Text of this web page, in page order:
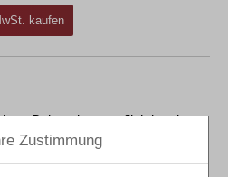
kaufen
Beitrag kostenpflichtig mit
kaufen